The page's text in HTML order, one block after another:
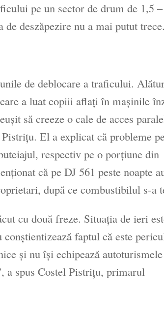
pe un sector de drum de 1,5
deszăpezire nu a mai putut trece.
de deblocare a traficului.
a luat copiii aflaţi în maşinile
să creeze o cale de acces
El a explicat că probleme
respectiv pe o porţiune din
că pe DJ 561 peste noapte
după ce combustibilul s-a
cu două freze. Situaţia de ieri
faptul că este
şi nu îşi echipează
a spus Costel Pistriţu, primarul